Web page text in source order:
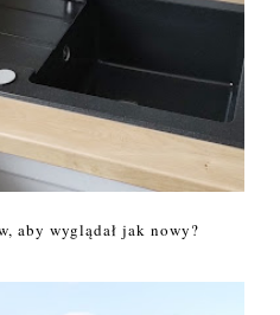
aby wyglądał jak nowy?